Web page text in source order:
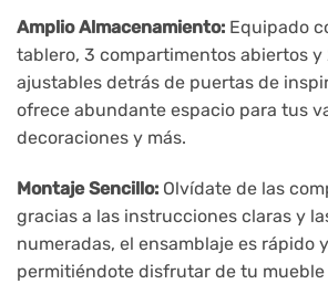
Amplio Almacenamiento: Equipado
tablero, 3 compartimentos abiertos y
ajustables detrás de puertas de
ofrece abundante espacio para tus
decoraciones y más.
Montaje Sencillo: Olvídate de las
gracias a las instrucciones claras y
numeradas, el ensamblaje es rápido
permitiéndote disfrutar de tu mueble